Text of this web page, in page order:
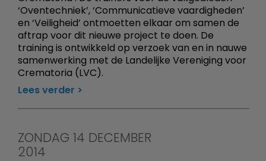
‘Oventechniek’, ‘Communicatieve vaardigheden’
en ‘Veiligheid’ ontmoetten elkaar om samen de
aftrap voor dit nieuwe project te doen. De
training is ontwikkeld op verzoek van en in nauwe
samenwerking met de Landelijke Vereniging voor
Crematoria (LVC).
Lees verder
ZONDAG 14 DECEMBER
2014